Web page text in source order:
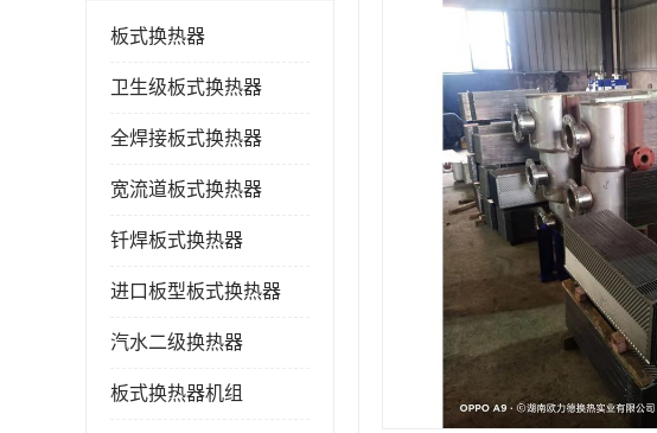
板式换热器
卫生级板式换热器
全焊接板式换热器
宽流道板式换热器
钎焊板式换热器
进口板型板式换热器
汽水二级换热器
板式换热器机组